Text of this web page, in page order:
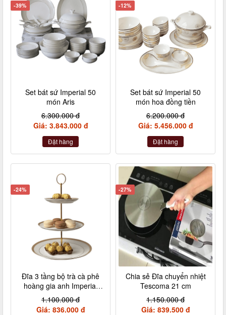
-39%
Set bát sứ Imperial 50
món Aris
6.300.000 đ
Giá: 3.843.000 đ
Đặt hàng
-12%
Set bát sứ Imperial 50
món hoa đồng tiền
6.200.000 đ
Giá: 5.456.000 đ
Đặt hàng
-24%
Đĩa 3 tầng bộ trà cà phê
hoàng gia anh Imperial
London size to
1.100.000 đ
Giá: 836.000 đ
-27%
Chia sẻ Đĩa chuyển nhiệt
Tescoma 21 cm
1.150.000 đ
Giá: 839.500 đ